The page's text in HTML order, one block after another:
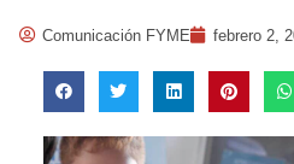
Comunicación FYME febrero 2,